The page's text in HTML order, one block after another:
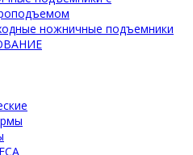
ножничные подъемники